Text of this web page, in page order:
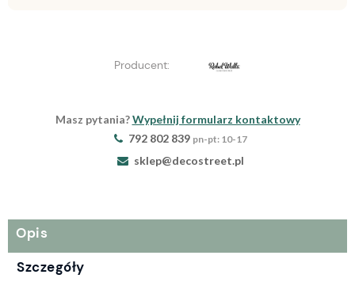
Producent:
Masz pytania?Wypełnij formularz kontaktowy
792 802 839 pn-pt: 10-17
sklep@decostreet.pl
Opis
Szczegóły